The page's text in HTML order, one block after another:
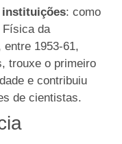
instituições: como
Física da
entre 1953-61,
trouxe o primeiro
e contribuiu
de cientistas.